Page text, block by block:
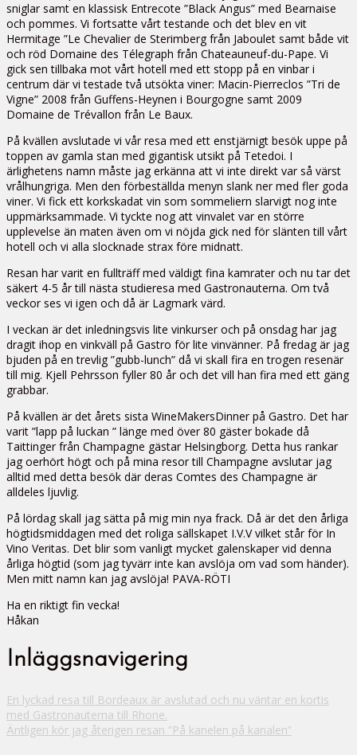
sniglar samt en klassisk Entrecote ”Black Angus” med Bearnaise
och pommes. Vi fortsatte vårt testande och det blev en vit
Hermitage ”Le Chevalier de Sterimberg från Jaboulet samt både vit
och röd Domaine des Télegraph från Chateauneuf-du-Pape. Vi
gick sen tillbaka mot vårt hotell med ett stopp på en vinbar i
centrum där vi testade två utsökta viner: Macin-Pierreclos ”Tri de
Vigne” 2008 från Guffens-Heynen i Bourgogne samt 2009
Domaine de Trévallon från Le Baux.
På kvällen avslutade vi vår resa med ett enstjärnigt besök uppe på
toppen av gamla stan med gigantisk utsikt på Tetedoi. I
ärlighetens namn måste jag erkänna att vi inte direkt var så värst
vrålhungriga. Men den förbeställda menyn slank ner med fler goda
viner. Vi fick ett korkskadat vin som sommeliern slarvigt nog inte
uppmärksammade. Vi tyckte nog att vinvalet var en större
upplevelse än maten även om vi nöjda gick ned för slänten till vårt
hotell och vi alla slocknade strax före midnatt.
Resan har varit en fullträff med väldigt fina kamrater och nu tar det
säkert 4-5 år till nästa studieresa med Gastronauterna. Om två
veckor ses vi igen och då är Lagmark värd.
I veckan är det inledningsvis lite vinkurser och på onsdag har jag
dragit ihop en vinkväll på Gastro för lite vinvänner. På fredag är jag
bjuden på en trevlig ”gubb-lunch” då vi skall fira en trogen resenär
till mig. Kjell Pehrsson fyller 80 år och det vill han fira med ett gäng
grabbar.
På kvällen är det årets sista WineMakersDinner på Gastro. Det har
varit ”lapp på luckan ” länge med över 80 gäster bokade då
Taittinger från Champagne gästar Helsingborg. Detta hus rankar
jag oerhört högt och på mina resor till Champagne avslutar jag
alltid med detta besök där deras Comtes des Champagne är
alldeles ljuvlig.
På lördag skall jag sätta på mig min nya frack. Då är det den årliga
högtidsmiddagen med det roliga sällskapet I.V.V vilket står för In
Vino Veritas. Det blir som vanligt mycket galenskaper vid denna
årliga högtid (som jag tyvärr inte kan avslöja om vad som händer).
Men mitt namn kan jag avslöja! PAVA-RÖTI
Ha en riktigt fin vecka!
Håkan
Inläggsnavigering
En lyckad resa till Bordeaux är avslutad och nu väntar en kortis
med Gastronauterna till Rhone.
Äntligen kör jag återigen resan ”På kanelen på kanalen”